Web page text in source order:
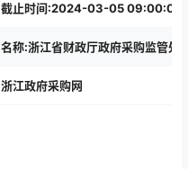
截止时间:2024-03-05 09:00:00
名称:浙江省财政厅政府采购监管
浙江政府采购网